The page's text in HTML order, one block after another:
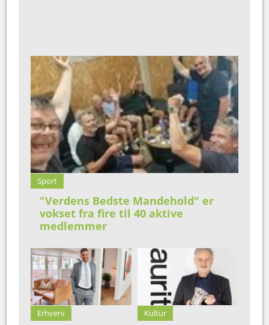
Sport
"Verdens Bedste Mandehold" er
vokset fra fire til 40 aktive
medlemmer
Erhverv Kultur